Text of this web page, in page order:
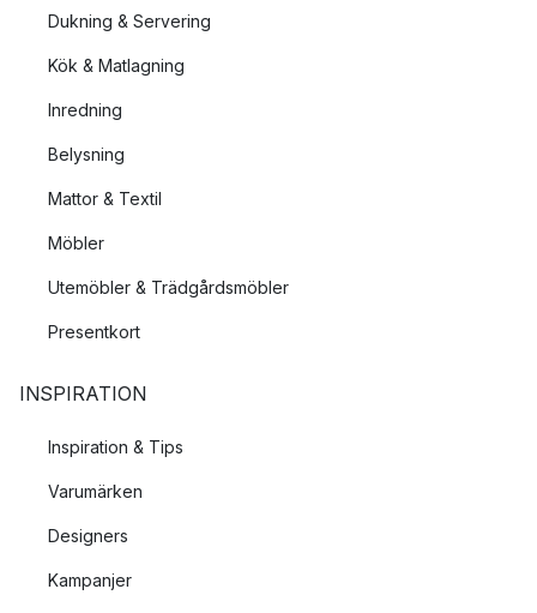
Dukning & Servering
Kök & Matlagning
Inredning
Belysning
Mattor & Textil
Möbler
Utemöbler & Trädgårdsmöbler
Presentkort
INSPIRATION
Inspiration & Tips
Varumärken
Designers
Kampanjer